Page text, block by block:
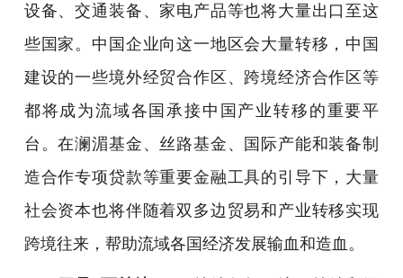
设备、交通装备、家电产品等也将大量出口至这
些国家。中国企业向这一地区会大量转移，中国
建设的一些境外经贸合作区、跨境经济合作区等
都将成为流域各国承接中国产业转移的重要平
台。在澜湄基金、丝路基金、国际产能和装备制
造合作专项贷款等重要金融工具的引导下，大量
社会资本也将伴随着双多边贸易和产业转移实现
跨境往来，帮助流域各国经济发展输血和造血。